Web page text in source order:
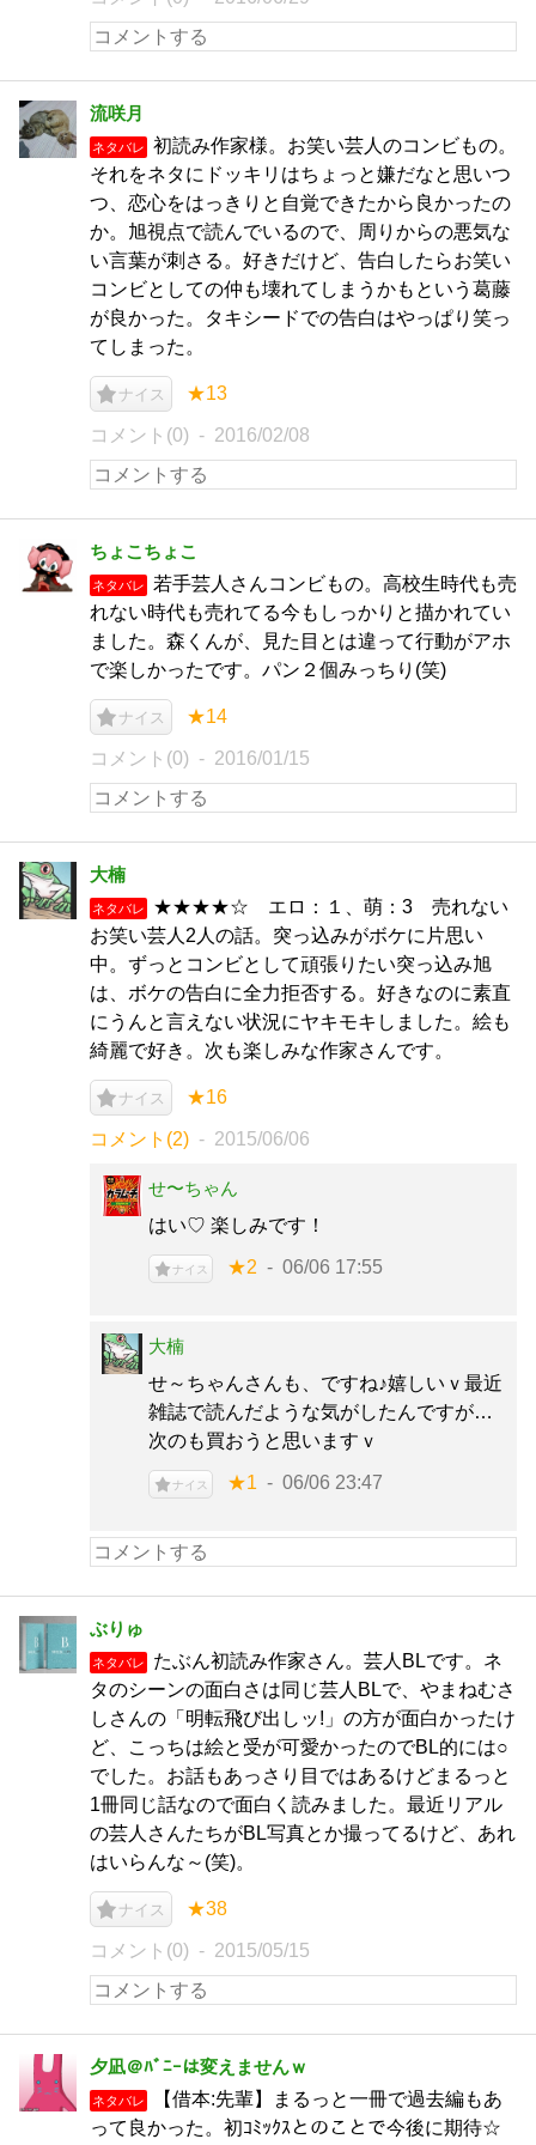
流咲月
ネタバレ
初読み作家様。お笑い芸人のコンビもの。
それをネタにドッキリはちょっと嫌だなと思いつ
つ、恋心をはっきりと自覚できたから良かったの
か。旭視点で読んでいるので、周りからの悪気な
い言葉が刺さる。好きだけど、告白したらお笑い
コンビとしての仲も壊れてしまうかもという葛藤
が良かった。タキシードでの告白はやっぱり笑っ
てしまった。
ナイス ★13
コメント(0) 2016/02/08
ちょこちょこ
ネタバレ
若手芸人さんコンビもの。高校生時代も売
れない時代も売れてる今もしっかりと描かれてい
ました。森くんが、見た目とは違って行動がアホ
で楽しかったです。パン２個みっちり(笑)
ナイス ★14
コメント(0) 2016/01/15
大楠
ネタバレ
★★★★☆ エロ：１、萌：3 売れない
お笑い芸人2人の話。突っ込みがボケに片思い
中。ずっとコンビとして頑張りたい突っ込み旭
は、ボケの告白に全力拒否する。好きなのに素直
にうんと言えない状況にヤキモキしました。絵も
綺麗で好き。次も楽しみな作家さんです。
ナイス ★16
コメント(2) 2015/06/06
せ〜ちゃん
はい♡ 楽しみです！
ナイス ★2 06/06 17:55
大楠
せ～ちゃんさんも、ですね♪嬉しいｖ最近
雑誌で読んだような気がしたんですが…
次のも買おうと思いますｖ
ナイス ★1 06/06 23:47
ぶりゅ
ネタバレ
たぶん初読み作家さん。芸人BLです。ネ
タのシーンの面白さは同じ芸人BLで、やまねむさ
しさんの「明転飛び出しッ!」の方が面白かったけ
ど、こっちは絵と受が可愛かったのでBL的には○
でした。お話もあっさり目ではあるけどまるっと
1冊同じ話なので面白く読みました。最近リアル
の芸人さんたちがBL写真とか撮ってるけど、あれ
はいらんな～(笑)。
ナイス ★38
コメント(0) 2015/05/15
夕凪＠ﾊﾞﾆｰは変えませんｗ
ネタバレ
【借本:先輩】まるっと一冊で過去編もあ
って良かった。初ｺﾐｯｸｽとのことで今後に期待☆